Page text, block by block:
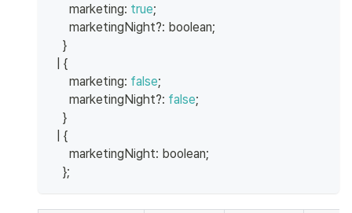
      marketing
: true;
      marketingNight
?: boolean;
}
{
      marketing
: false;
      marketingNight
?: false;
}
{
      marketingNight
: boolean;
};